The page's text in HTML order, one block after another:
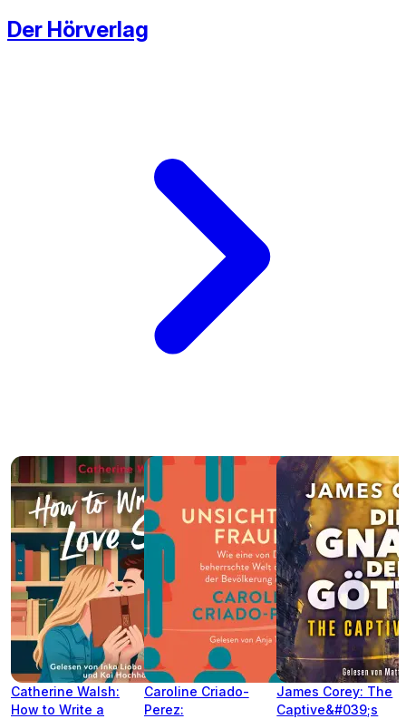
Der Hörverlag
Catherine Walsh:
How to Write a
Caroline Criado-
Perez:
James Corey: The
Captive&#039;s